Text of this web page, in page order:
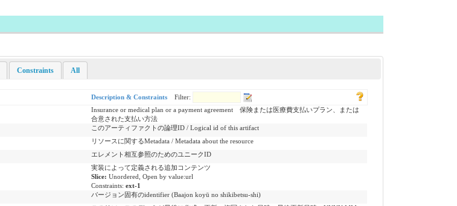
Constraints All
Description & Constraints
Filter:
Insurance or medical plan or a payment agreement 保険または医療費支払いプラン、または
合意された支払い方法
このアーティファクトの論理ID / Logical id of this artifact
リソースに関するMetadata / Metadata about the resource
エレメント相互参照のためのユニークID
実装によって定義される追加コンテンツ
Slice: Unordered, Open by value:url
Constraints: ext-1
バージョン固有のidentifier (Baajon koyū no shikibetsu-shi)